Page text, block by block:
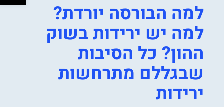
למה הבורסה יורדת?
למה יש ירידות בשוק
ההון? כל הסיבות
שבגללם מתרחשות
ירידות